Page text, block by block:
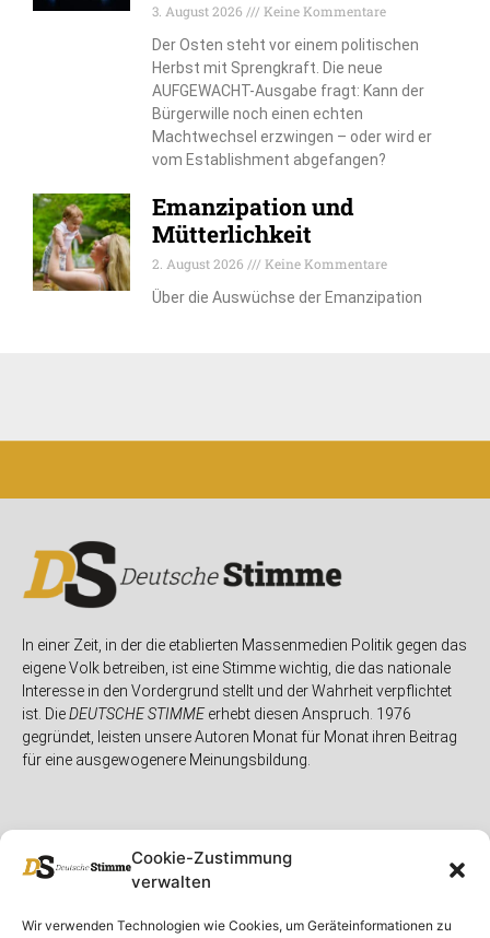
Cookie-Zustimmung
verwalten
Wir verwenden Technologien wie Cookies, um Geräteinformationen zu
3. August 2026
Keine Kommentare
Der Osten steht vor einem politischen
Herbst mit Sprengkraft. Die neue
AUFGEWACHT-Ausgabe fragt: Kann der
Bürgerwille noch einen echten
Machtwechsel erzwingen – oder wird er
vom Establishment abgefangen?
Emanzipation und
Mütterlichkeit
2. August 2026
Keine Kommentare
Über die Auswüchse der Emanzipation
In einer Zeit, in der die etablierten Massenmedien Politik gegen das
eigene Volk betreiben, ist eine Stimme wichtig, die das nationale
Interesse in den Vordergrund stellt und der Wahrheit verpflichtet
ist. DieDEUTSCHE STIMMEerhebt diesen Anspruch. 1976
gegründet, leisten unsere Autoren Monat für Monat ihren Beitrag
für eine ausgewogenere Meinungsbildung.
Unser MagazinRubriken Rechtliches